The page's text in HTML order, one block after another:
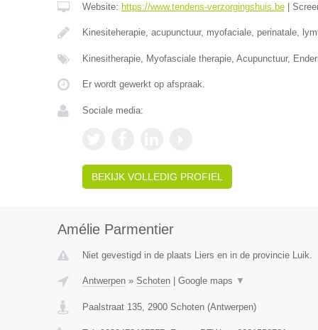
Website: https://www.tendens-verzorgingshuis.be|
Kinesiteherapie, acupunctuur, myofaciale, perinatale,
Kinesitherapie, Myofasciale therapie, Acupunctuur,
Er wordt gewerkt op afspraak.
Sociale media:
BEKIJK VOLLEDIG PROFIEL
Amélie Parmentier
Niet gevestigd in de plaats Liers en in de provincie Luik.
Antwerpen» Schoten| Google maps ▼
Paalstraat 135, 2900 Schoten(Antwerpen)